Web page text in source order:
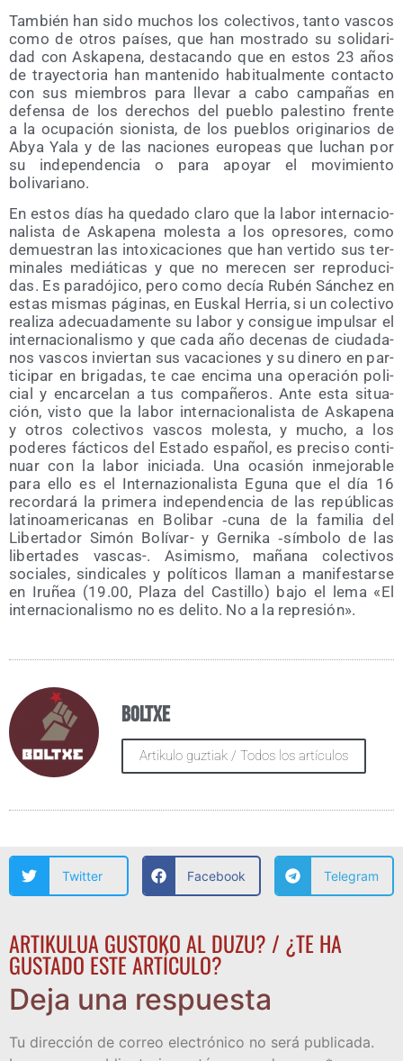
Tam­bién han sido muchos los colec­ti­vos, tan­to vas­cos
como de otros paí­ses, que han mos­tra­do su soli­da­ri­
dad con Aska­pe­na, des­ta­can­do que en estos 23 años
de tra­yec­to­ria han man­te­ni­do habi­tual­men­te con­tac­to
con sus miem­bros para lle­var a cabo cam­pa­ñas en
defen­sa de los dere­chos del pue­blo pales­tino fren­te
a la ocu­pa­ción sio­nis­ta, de los pue­blos ori­gi­na­rios de
Abya Yala y de las nacio­nes euro­peas que luchan por
su inde­pen­den­cia o para apo­yar el movi­mien­to
bolivariano.
En estos días ha que­da­do cla­ro que la labor inter­na­cio­
na­lis­ta de Aska­pe­na moles­ta a los opre­so­res, como
demues­tran las into­xi­ca­cio­nes que han ver­ti­do sus ter­
mi­na­les mediá­ti­cas y que no mere­cen ser repro­du­ci­
das. Es para­dó­ji­co, pero como decía Rubén Sán­chez en
estas mis­mas pági­nas, en Eus­kal Herria, si un colec­ti­vo
rea­li­za ade­cua­da­men­te su labor y con­si­gue impul­sar el
inter­na­cio­na­lis­mo y que cada año dece­nas de ciu­da­da­
nos vas­cos invier­tan sus vaca­cio­nes y su dine­ro en par­
ti­ci­par en bri­ga­das, te cae enci­ma una ope­ra­ción poli­
cial y encar­ce­lan a tus com­pa­ñe­ros. Ante esta situa­
ción, vis­to que la labor inter­na­cio­na­lis­ta de Aska­pe­na
y otros colec­ti­vos vas­cos moles­ta, y mucho, a los
pode­res fác­ti­cos del Esta­do espa­ñol, es pre­ci­so con­ti­
nuar con la labor ini­cia­da. Una oca­sión inme­jo­ra­ble
para ello es el Inter­na­zio­na­lis­ta Egu­na que el día 16
recor­da­rá la pri­me­ra inde­pen­den­cia de las repú­bli­cas
lati­no­ame­ri­ca­nas en Boli­bar ‑cuna de la fami­lia del
Liber­ta­dor Simón Bolí­var- y Ger­ni­ka ‑sím­bo­lo de las
liber­ta­des vas­cas-. Asi­mis­mo, maña­na colec­ti­vos
socia­les, sin­di­ca­les y polí­ti­cos lla­man a mani­fes­tar­se
en Iru­ñea (19.00, Pla­za del Cas­ti­llo) bajo el lema «El
inter­na­cio­na­lis­mo no es deli­to. No a la represión».
Boltxe
Artikulo guztiak / Todos los artículos
Twitter Facebook Telegram
ARTIKULUA GUSTOKO AL DUZU? / ¿TE HA
GUSTADO ESTE ARTÍCULO?
Deja una respuesta
Tu dirección de correo electrónico no será publicada.